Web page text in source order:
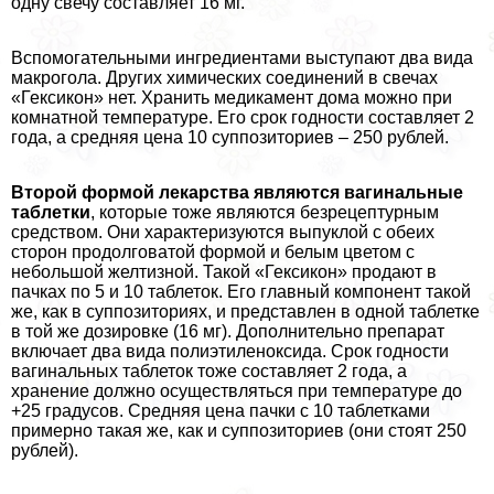
Вспомогательными ингредиентами выступают два вида
макрогола. Других химических соединений в свечах
«Гексикон» нет. Хранить медикамент дома можно при
комнатной температуре. Его срок годности составляет 2
года, а средняя цена 10 суппозиториев – 250 рублей.
Второй формой лекарства являются вaгинальные
таблетки, которые тоже являются безрецептурным
средством. Они хаpaктеризуются выпуклой с обеих
сторон продолговатой формой и белым цветом с
небольшой желтизной. Такой «Гексикон» продают в
пачках по 5 и 10 таблеток. Его главный компонент такой
же, как в суппозиториях, и представлен в одной таблетке
в той же дозировке (16 мг). Дополнительно препарат
включает два вида полиэтиленоксида. Срок годности
вaгинальных таблеток тоже составляет 2 года, а
хранение должно осуществляться при температуре до
+25 градусов. Средняя цена пачки с 10 таблетками
примерно такая же, как и суппозиториев (они стоят 250
рублей).